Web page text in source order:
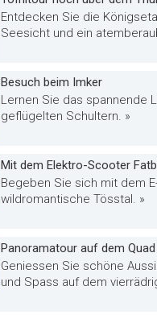
Entdecken Sie die
Seesicht und ein
Besuch beim Imker
Lernen Sie das spannende
geflügelten Schultern. »
Mit dem Elektro-Scooter
Begeben Sie sich mit dem
wildromantische Tösstal. »
Panoramatour auf dem Quad
Geniessen Sie schöne
und Spass auf dem